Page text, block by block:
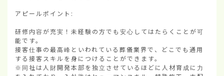
アピールポイント:
研修内容が充実！未経験の方でも安心してはたらくことが可
能です。
接客仕事の最高峰といわれている葬儀業界で、どこでも通用
する接客スキルを身につけることができます。
※同社は人財開発本部を独立させているほどに人材育成に力